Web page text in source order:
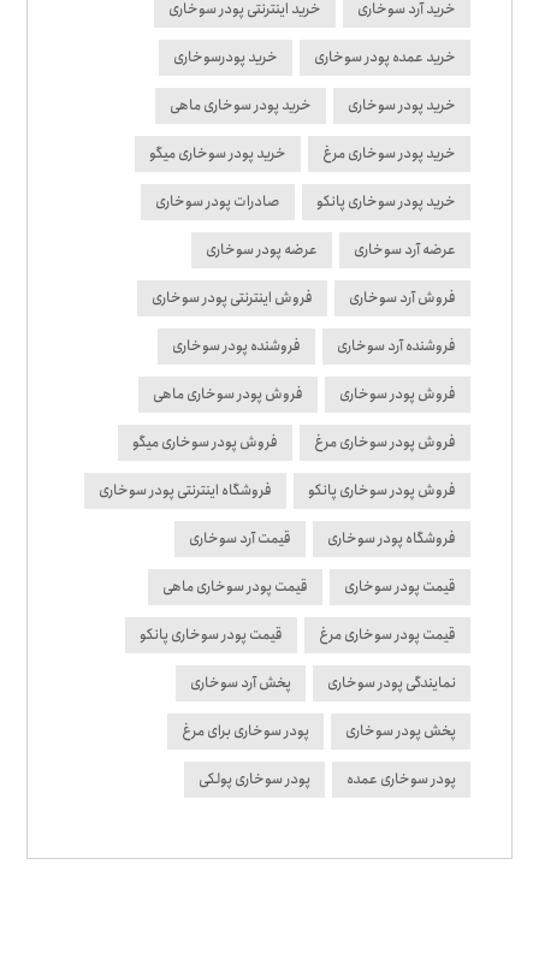
خرید آرد سوخاری خرید اینترنتی پودر سوخاری
خرید عمده پودر سوخاری خرید پودرسوخاری
خرید پودر سوخاری خرید پودر سوخاری ماهی
خرید پودر سوخاری مرغ خرید پودر سوخاری میگو
خرید پودر سوخاری پانکو صادرات پودر سوخاری
عرضه آرد سوخاری عرضه پودر سوخاری
فروش آرد سوخاری فروش اینترنتی پودر سوخاری
فروشنده آرد سوخاری فروشنده پودر سوخاری
فروش پودر سوخاری فروش پودر سوخاری ماهی
فروش پودر سوخاری مرغ فروش پودر سوخاری میگو
فروش پودر سوخاری پانکو فروشگاه اینترنتی پودر سوخاری
فروشگاه پودر سوخاری قیمت آرد سوخاری
قیمت پودر سوخاری قیمت پودر سوخاری ماهی
قیمت پودر سوخاری مرغ قیمت پودر سوخاری پانکو
نمایندگی پودر سوخاری پخش آرد سوخاری
پخش پودر سوخاری پودر سوخاری برای مرغ
پودر سوخاری عمده پودر سوخاری پولکی